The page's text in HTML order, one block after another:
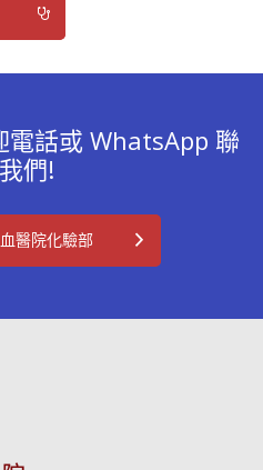
電話或 WhatsApp 聯
們!
醫院化驗部